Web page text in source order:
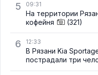
5 09:31
На территории
кофейня
(321)
6 12:33
В Рязани Kia
пострадали три